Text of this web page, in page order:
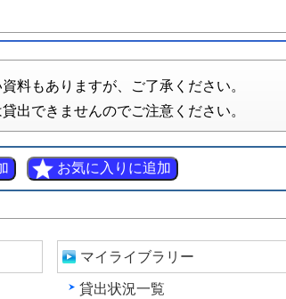
料もありますが、ご了承ください。
出できませんのでご注意ください。
マイライブラリー
貸出状況一覧